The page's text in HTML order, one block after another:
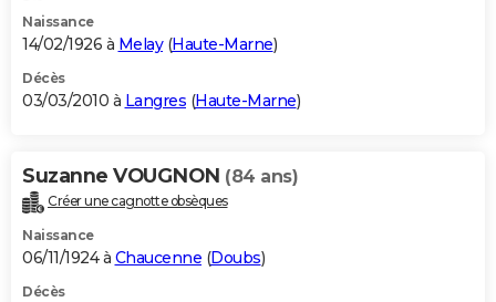
Naissance
14/02/1926 à Melay(Haute-Marne)
Décès
03/03/2010 à Langres (Haute-Marne)
Suzanne VOUGNON (84 ans)
Créer une cagnotte obsèques
Naissance
06/11/1924 à Chaucenne (Doubs)
Décès